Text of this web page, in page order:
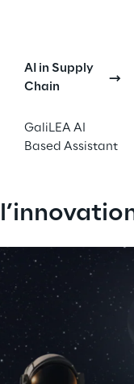
AI in Supply
Chain
GaliLEA AI
Based Assistant
une